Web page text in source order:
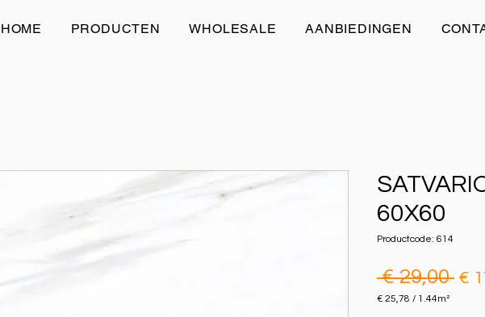
HOME PRODUCTEN WHOLESALE AANBIEDINGEN
60X60
Productcode: 614
€ 29,00 €
€ 25,78 / 1.44m²